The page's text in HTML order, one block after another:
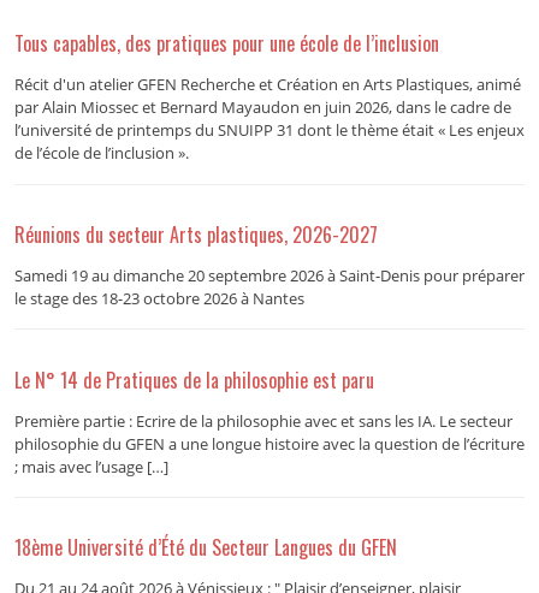
Tous capables, des pratiques pour une école de l’inclusion
Récit d'un atelier GFEN Recherche et Création en Arts Plastiques, animé
par Alain Miossec et Bernard Mayaudon en juin 2026, dans le cadre de
l’université de printemps du SNUIPP 31 dont le thème était « Les enjeux
de l’école de l’inclusion ».
Réunions du secteur Arts plastiques, 2026-2027
Samedi 19 au dimanche 20 septembre 2026 à Saint-Denis pour préparer
le stage des 18-23 octobre 2026 à Nantes
Le N° 14 de Pratiques de la philosophie est paru
Première partie : Ecrire de la philosophie avec et sans les IA. Le secteur
philosophie du GFEN a une longue histoire avec la question de l’écriture
; mais avec l’usage […]
18ème Université d’Été du Secteur Langues du GFEN
Du 21 au 24 août 2026 à Vénissieux : " Plaisir d’enseigner, plaisir